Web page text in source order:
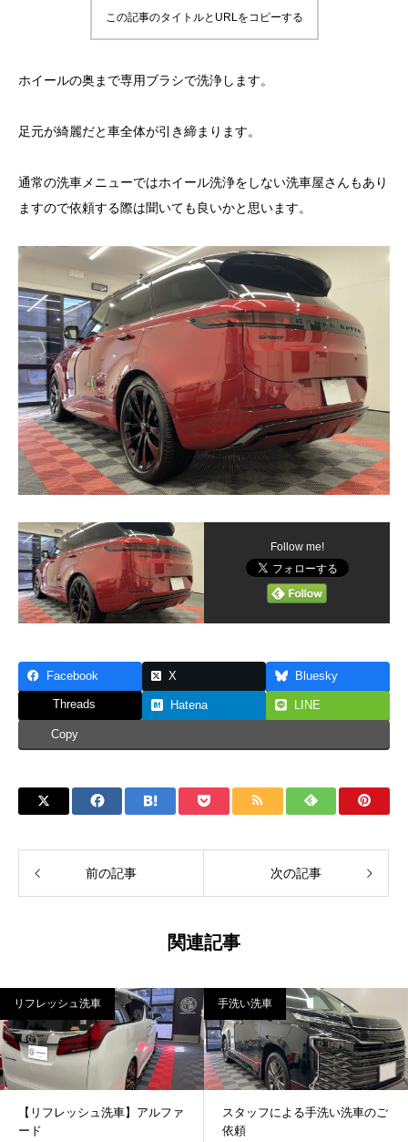
この記事のタイトルとURLをコピーする
ホイールの奥まで専用ブラシで洗浄します。
足元が綺麗だと車全体が引き締まります。
通常の洗車メニューではホイール洗浄をしない洗車屋さんもあり
ますので依頼する際は聞いても良いかと思います。
Follow me!
Facebook X Bluesky
Threads Hatena LINE
Copy
前の記事 次の記事
関連記事
リフレッシュ洗車
【リフレッシュ洗車】アルファ
ード
手洗い洗車
スタッフによる手洗い洗車のご
依頼